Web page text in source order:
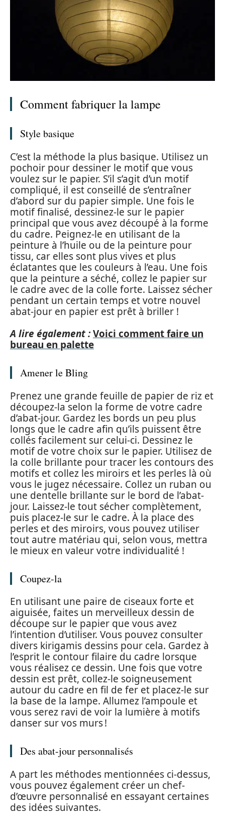
Comment fabriquer la lampe
Style basique
C’est la méthode la plus basique. Utilisez un
pochoir pour dessiner le motif que vous
voulez sur le papier. S’il s’agit d’un motif
compliqué, il est conseillé de s’entraîner
d’abord sur du papier simple. Une fois le
motif finalisé, dessinez-le sur le papier
principal que vous avez découpé à la forme
du cadre. Peignez-le en utilisant de la
peinture à l’huile ou de la peinture pour
tissu, car elles sont plus vives et plus
éclatantes que les couleurs à l’eau. Une fois
que la peinture a séché, collez le papier sur
le cadre avec de la colle forte. Laissez sécher
pendant un certain temps et votre nouvel
abat-jour en papier est prêt à briller !
A lire également :Voici comment faire un
bureau en palette
Amener le Bling
Prenez une grande feuille de papier de riz et
découpez-la selon la forme de votre cadre
d’abat-jour. Gardez les bords un peu plus
longs que le cadre afin qu’ils puissent être
collés facilement sur celui-ci. Dessinez le
motif de votre choix sur le papier. Utilisez de
la colle brillante pour tracer les contours des
motifs et collez les miroirs et les perles là où
vous le jugez nécessaire. Collez un ruban ou
une dentelle brillante sur le bord de l’abat-
jour. Laissez-le tout sécher complètement,
puis placez-le sur le cadre. À la place des
perles et des miroirs, vous pouvez utiliser
tout autre matériau qui, selon vous, mettra
le mieux en valeur votre individualité !
Coupez-la
En utilisant une paire de ciseaux forte et
aiguisée, faites un merveilleux dessin de
découpe sur le papier que vous avez
l’intention d’utiliser. Vous pouvez consulter
divers kirigamis dessins pour cela. Gardez à
l’esprit le contour filaire du cadre lorsque
vous réalisez ce dessin. Une fois que votre
dessin est prêt, collez-le soigneusement
autour du cadre en fil de fer et placez-le sur
la base de la lampe. Allumez l’ampoule et
vous serez ravi de voir la lumière à motifs
danser sur vos murs !
Des abat-jour personnalisés
A part les méthodes mentionnées ci-dessus,
vous pouvez également créer un chef-
d’œuvre personnalisé en essayant certaines
des idées suivantes.